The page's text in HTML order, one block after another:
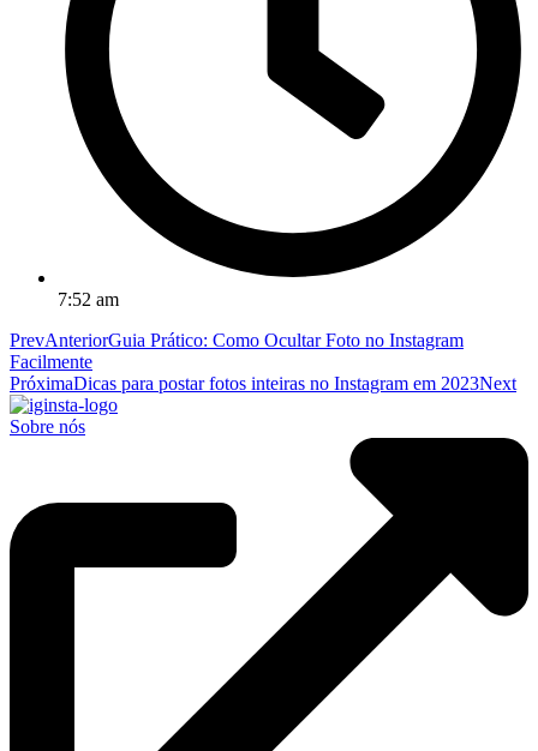
7:52 am
PrevAnteriorGuia Prático: Como Ocultar Foto no Instagram
Facilmente
PróximaDicas para postar fotos inteiras no Instagram em 2023Next
Sobre nós